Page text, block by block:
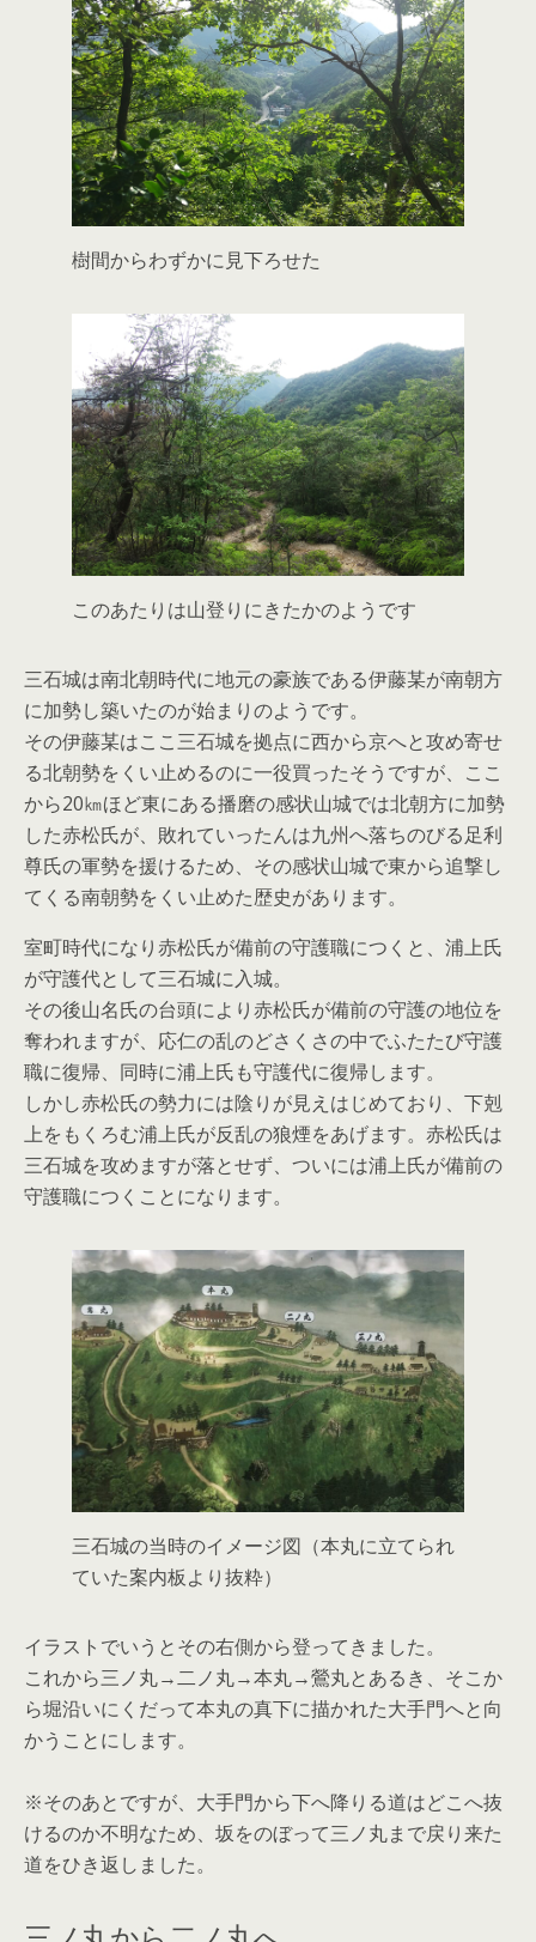
樹間からわずかに見下ろせた
このあたりは山登りにきたかのようです
三石城は南北朝時代に地元の豪族である伊藤某が南朝方
に加勢し築いたのが始まりのようです。
その伊藤某はここ三石城を拠点に西から京へと攻め寄せ
る北朝勢をくい止めるのに一役買ったそうですが、ここ
から20㎞ほど東にある播磨の感状山城では北朝方に加勢
した赤松氏が、敗れていったんは九州へ落ちのびる足利
尊氏の軍勢を援けるため、その感状山城で東から追撃し
てくる南朝勢をくい止めた歴史があります。
室町時代になり赤松氏が備前の守護職につくと、浦上氏
が守護代として三石城に入城。
その後山名氏の台頭により赤松氏が備前の守護の地位を
奪われますが、応仁の乱のどさくさの中でふたたび守護
職に復帰、同時に浦上氏も守護代に復帰します。
しかし赤松氏の勢力には陰りが見えはじめており、下剋
上をもくろむ浦上氏が反乱の狼煙をあげます。赤松氏は
三石城を攻めますが落とせず、ついには浦上氏が備前の
守護職につくことになります。
三石城の当時のイメージ図（本丸に立てられ
ていた案内板より抜粋）
イラストでいうとその右側から登ってきました。
これから三ノ丸→二ノ丸→本丸→鶯丸とあるき、そこか
ら堀沿いにくだって本丸の真下に描かれた大手門へと向
かうことにします。
※そのあとですが、大手門から下へ降りる道はどこへ抜
けるのか不明なため、坂をのぼって三ノ丸まで戻り来た
道をひき返しました。